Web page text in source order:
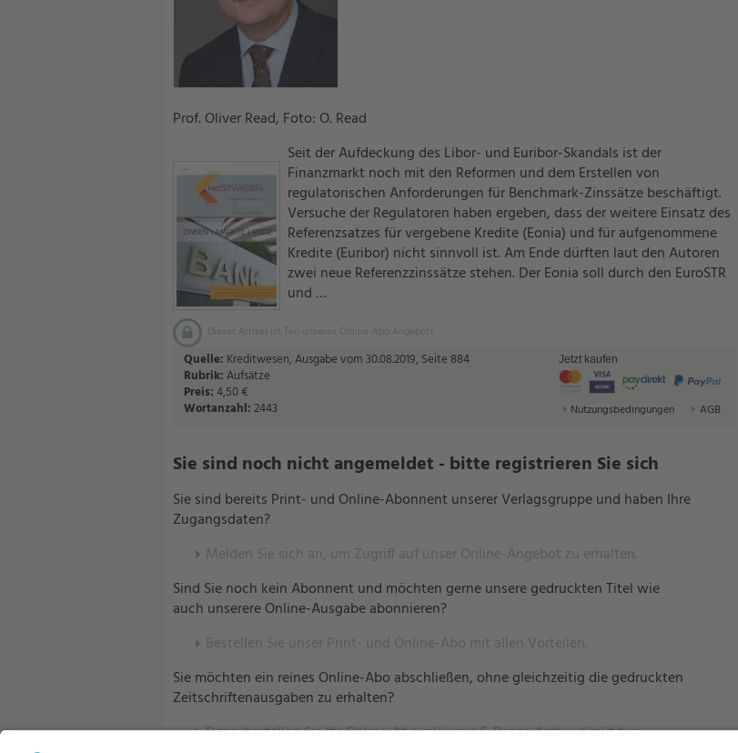
Prof. Oliver Read, Foto: O. Read
Seit der Aufdeckung des Libor- und Euribor-Skandals ist der
Finanzmarkt noch mit den Reformen und dem Erstellen von
regulatorischen Anforderungen für Benchmark-Zinssätze beschäftigt.
Versuche der Regulatoren haben ergeben, dass der weitere Einsatz des
Referenzsatzes für vergebene Kredite (Eonia) und für aufgenommene
Kredite (Euribor) nicht sinnvoll ist. Am Ende dürften laut den Autoren
zwei neue Referenzzinssätze stehen. Der Eonia soll durch den EuroSTR
und …
Dieser Artikel ist Teil unseres Online-Abo Angebots.
Quelle: Kreditwesen, Ausgabe vom 30.08.2019, Seite 884
Rubrik:Aufsätze
Preis:4,50 €
Wortanzahl:2443
Jetzt kaufen
Nutzungsbedingungen AGB
Sie sind noch nicht angemeldet - bitte registrieren Sie sich
Sie sind bereits Print- und Online-Abonnent unserer Verlagsgruppe und haben Ihre
Zugangsdaten?
Melden Sie sich an, um Zugriff auf unser Online-Angebot zu erhalten.
Sind Sie noch kein Abonnent und möchten gerne unsere gedruckten Titel wie
auch unserere Online-Ausgabe abonnieren?
Bestellen Sie unser Print- und Online-Abo mit allen Vorteilen.
Sie möchten ein reines Online-Abo abschließen, ohne gleichzeitig die gedruckten
Zeitschriftenausgaben zu erhalten?
Dann bestellen Sie Ihr Online-Abo inklusive E-Paper-Archiv direkt hier.